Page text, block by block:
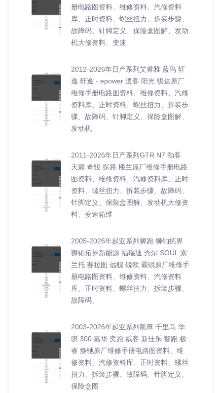
册电路图资料、维修资料、汽修资料
库、正时资料、螺丝扭力、拆装步骤、
故障码、针脚定义、保险盒图解、发动
机大修资料、变速
2012-2026年日产系列艾睿雅 蓝鸟 轩
逸 轩逸 - epower 逍客 阳光 骐达原厂
维修手册电路图资料、维修资料、汽修
资料库、正时资料、螺丝扭力、拆装步
骤、故障码、针脚定义、保险盒图解、
发动机
2011-2026年日产系列GTR N7 劲客
天籁 奇骏 探路 楼兰原厂维修手册电路
图资料、维修资料、汽修资料库、正时
资料、螺丝扭力、拆装步骤、故障码、
针脚定义、保险盒图解、发动机大修资
料、变速箱维
2005-2026年起亚系列狮跑 狮铂拓界
狮铂拓界新能源 福瑞迪 秀尔 SOUL 索
兰托 赛拉图 远舰 锐欧 霸锐原厂维修手
册电路图资料、维修资料、汽修资料
库、正时资料、螺丝扭力、拆装步骤、
故障码、
2003-2026年起亚系列凯尊 千里马 华
骐 300 嘉华 奕跑 威客 新佳乐 智跑 极
睿 焕驰原厂维修手册电路图资料、维
修资料、汽修资料库、正时资料、螺丝
扭力、拆装步骤、故障码、针脚定义、
保险盒图